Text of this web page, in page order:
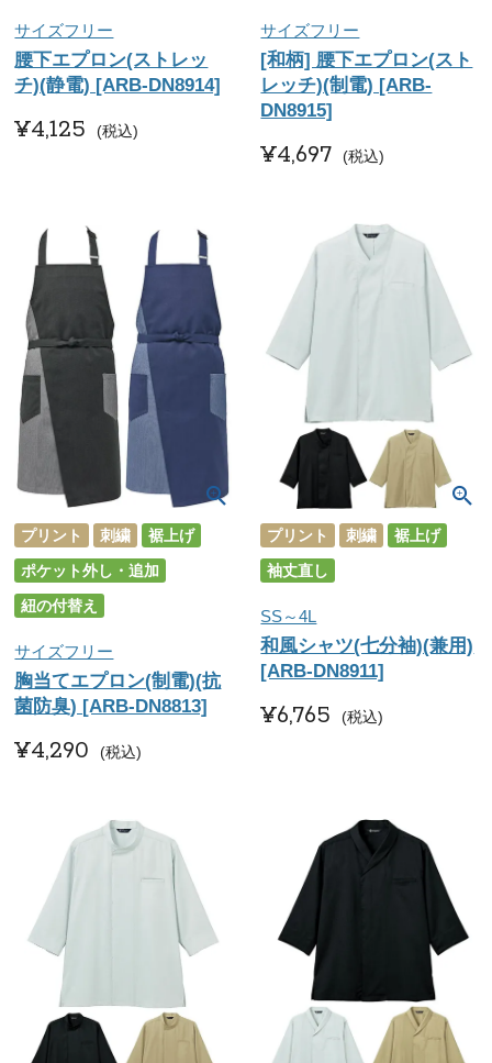
サイズフリー
腰下エプロン(ストレッ
チ)(静電) [ARB-DN8914]
¥4,125 税込
サイズフリー
[和柄] 腰下エプロン(スト
レッチ)(制電) [ARB-
DN8915]
¥4,697 税込
プリント 刺繍
裾上げ
ポケット外し・追加
紐の付替え
サイズフリー
胸当てエプロン(制電)(抗
菌防臭) [ARB-DN8813]
¥4,290 税込
プリント 刺繍
裾上げ
袖丈直し
SS～4L
和風シャツ(七分袖)(兼用)
[ARB-DN8911]
¥6,765 税込